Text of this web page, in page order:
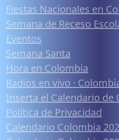
Fiestas Nacionales en
Semana de Receso
Eventos
Semana Santa
Hora en Colombia
Radios en vivo ·
Inserta el Calendario de
Política de Privacidad
Calendario Colombia